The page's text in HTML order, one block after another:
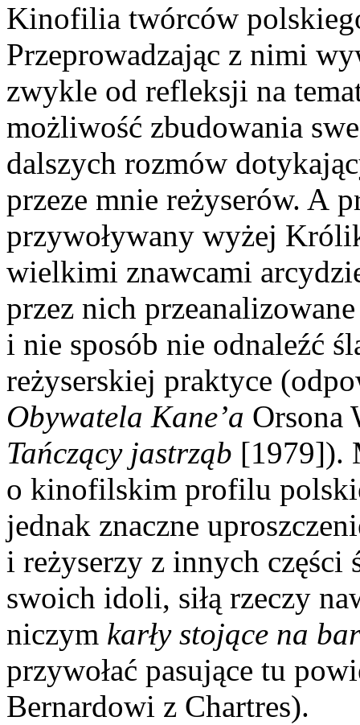
Kinofilia twórców
Przeprowadzając z nimi
zwykle od refleksji na
możliwość zbudowania
dalszych rozmów
przeze mnie reżyserów. A
przywoływany wyżej
wielkimi znawcami
przez nich
i nie sposób nie odnaleźć
reżyserskiej praktyce
Obywatela Kane’a Orsona
Tańczący jastrząb [1979]).
o kinofilskim profilu
jednak znaczne
i reżyserzy z innych części
swoich idoli, siłą rzeczy
niczym karły stojące na
przywołać pasujące tu
Bernardowi z Chartres).